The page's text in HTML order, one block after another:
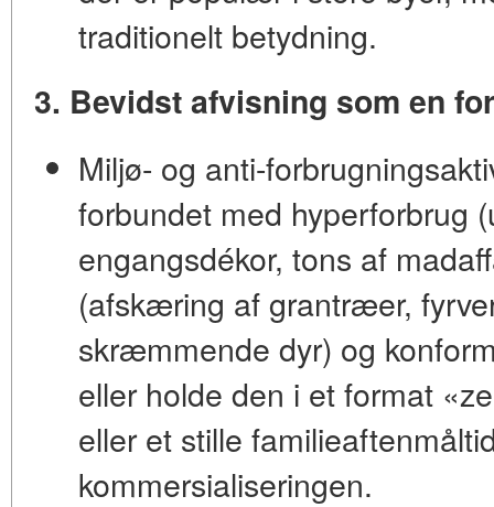
traditionelt betydning.
3. Bevidst afvisning som en
Miljø- og anti-
forbundet med hyperforbrug
engangsdékor, tons af
(afskæring af grantræer,
skræmmende dyr) og
eller holde den i et format
eller et stille
kommersialiseringen.